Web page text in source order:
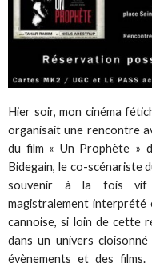
Hier soir, mon cinéma
organisait une rencontre
du film « Un Prophète »
Bidegain, le co-scénariste
souvenir à la fois vif
magistralement interprété
cannoise, si loin de cette
dans un univers
évènements et des